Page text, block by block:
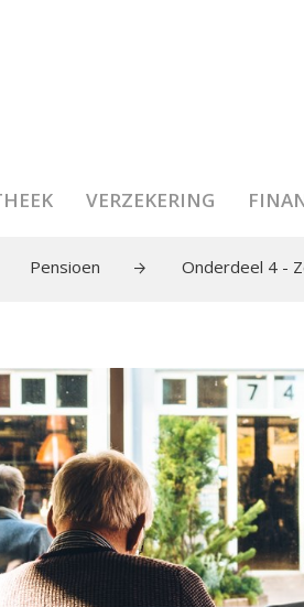
VERZEKERING
Pensioen Onderdeel 4 -